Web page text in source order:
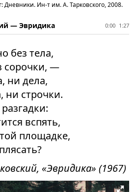
Дневники. Ин-т им. А. Тарковского, 2008.
0:00 1:27
— Эвридика
без тела,
сорочки, —
ни дела,
ни строчки.
вспять,
площадке,
«Эвридика» (1967)